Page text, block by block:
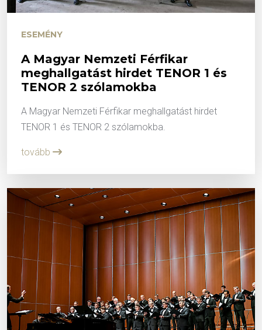
ESEMÉNY
A Magyar Nemzeti Férfikar
meghallgatást hirdet TENOR 1 és
TENOR 2 szólamokba
A Magyar Nemzeti Férfikar meghallgatást hirdet
TENOR 1 és TENOR 2 szólamokba.
tovább